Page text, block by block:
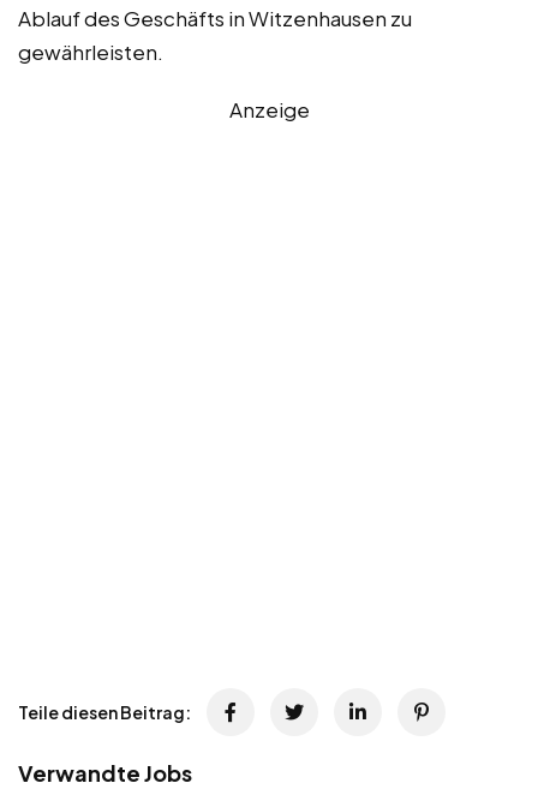
Ablauf des Geschäfts in Witzenhausen zu
gewährleisten.
Anzeige
Teile diesen Beitrag:
Verwandte Jobs